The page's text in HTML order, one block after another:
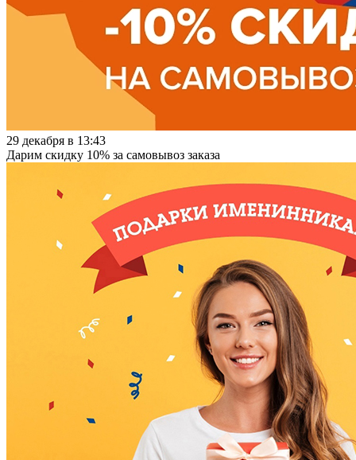
29 декабря в 13:43
Дарим скидку 10% за самовывоз заказа